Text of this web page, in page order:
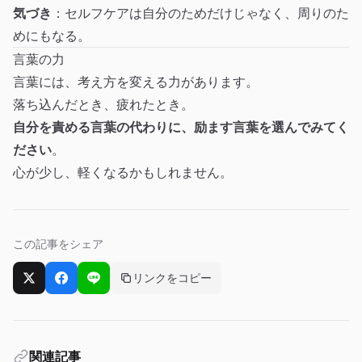
気づき ：セルフケアは自分のためだけじゃなく、周りのた
めにもなる。
言葉の力
言葉には、考え方を変える力があります。
落ち込んだとき、疲れたとき。
自分を責める言葉の代わりに、励ます言葉を選んでみてく
ださい。
心が少し、軽くなるかもしれません。
この記事をシェア
XでシェアFacebookでシェア
LINEでシェアリンクをコピー
関連記事